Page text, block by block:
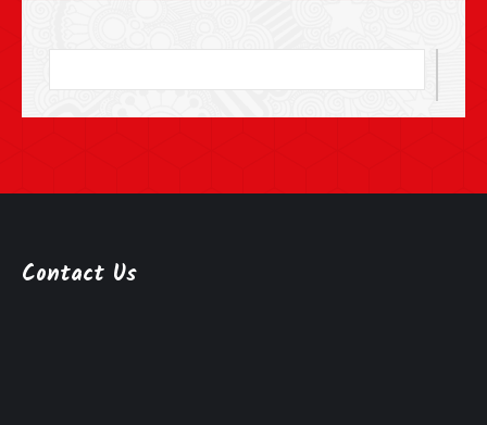
Contact Us